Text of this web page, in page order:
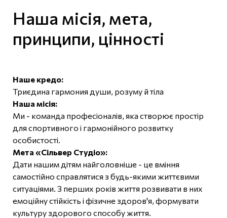
Наша місія, мета,
принципи, цінності
Наше кредо:
Триєдина гармония души, розуму й тіла
Наша місія:
Ми - команда професіоналів, яка створює простір
для спортивного і гармонійного розвитку
особистості.
Мета «Сільвер Студіо»:
Дати нашим дітям найголовніше - це вміння
самостійно справлятися з будь-якими життєвими
ситуаціями. З перших років життя розвивати в них
емоційну стійкість і фізичне здоров'я, формувати
культуру здорового способу життя.